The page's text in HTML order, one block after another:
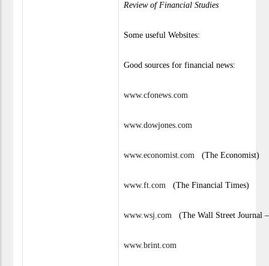
Review of Financial Studies
Some useful Websites:
Good sources for financial news:
www.cfonews.com
www.dowjones.com
www.economist.com (The Economist)
www.ft.com (The Financial Times)
www.wsj.com (The Wall Street Journal
www.brint.com